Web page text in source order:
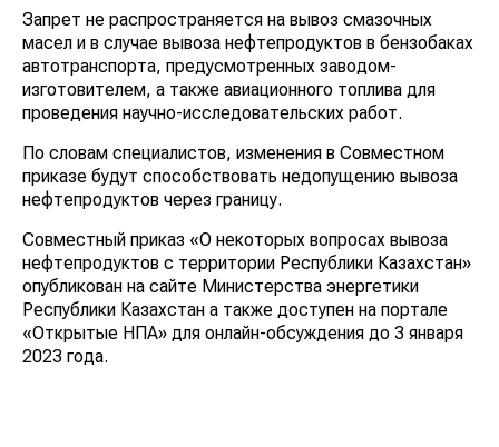
Запрет не распространяется на вывоз смазочных
масел и в случае вывоза нефтепродуктов в бензобаках
автотранспорта, предусмотренных заводом-
изготовителем, а также авиационного топлива для
проведения научно-исследовательских работ.
По словам специалистов, изменения в Совместном
приказе будут способствовать недопущению вывоза
нефтепродуктов через границу.
Совместный приказ «О некоторых вопросах вывоза
нефтепродуктов с территории Республики Казахстан»
опубликован на сайте Министерства энергетики
Республики Казахстан а также доступен на портале
«Открытые НПА» для онлайн-обсуждения до 3 января
2023 года.